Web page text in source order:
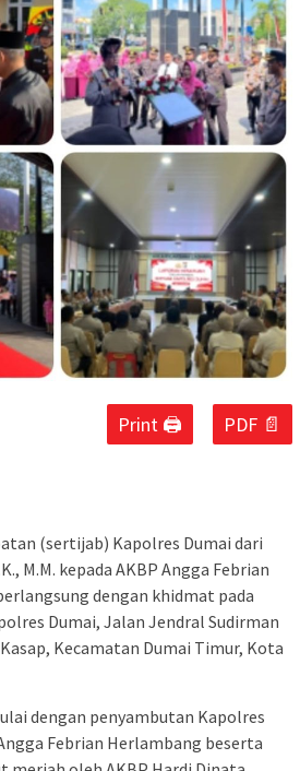
Print 🖨 PDF 📄
(sertijab) Kapolres Dumai dari
M.M. kepada AKBP Angga Febrian
dengan khidmat pada
Dumai, Jalan Jendral Sudirman
Kecamatan Dumai Timur, Kota
dengan penyambutan Kapolres
Febrian Herlambang beserta